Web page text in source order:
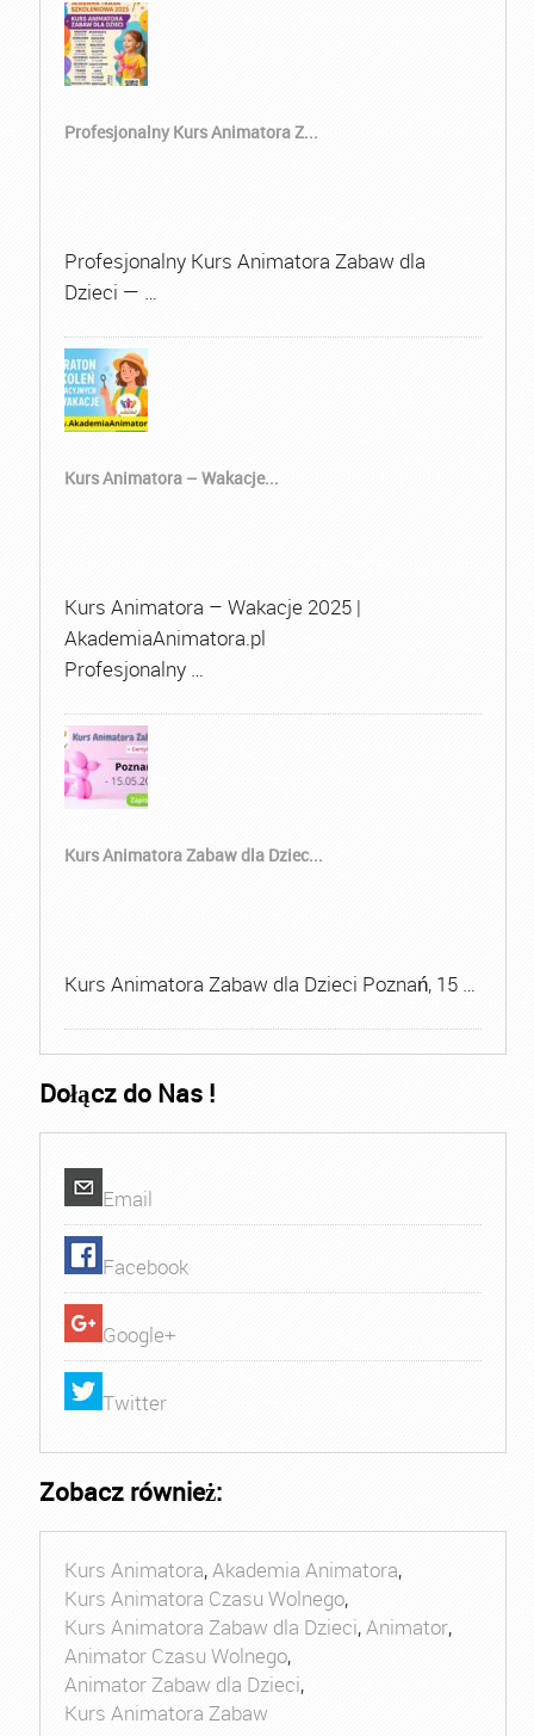
Profesjonalny Kurs Animatora Z...
Profesjonalny Kurs Animatora Zabaw dla
Dzieci — …
Kurs Animatora – Wakacje...
Kurs Animatora – Wakacje 2025 |
AkademiaAnimatora.pl
Profesjonalny …
Kurs Animatora Zabaw dla Dziec...
Kurs Animatora Zabaw dla Dzieci Poznań, 15 …
Dołącz do Nas !
Email
Facebook
Google+
Twitter
Zobacz również:
Kurs Animatora,Akademia Animatora,
Kurs Animatora Czasu Wolnego,
Kurs Animatora Zabaw dla Dzieci,Animator,
Animator Czasu Wolnego,
Animator Zabaw dla Dzieci,
Kurs Animatora Zabaw